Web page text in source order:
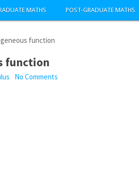
MATHS POST-GRADUATE MATHS
function
function
No Comments